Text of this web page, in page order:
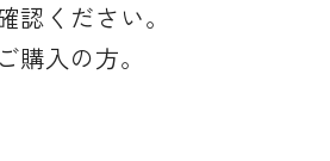
認ください。
入の方。